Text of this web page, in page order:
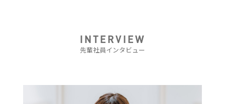
INTERVIEW
先輩社員インタビュー